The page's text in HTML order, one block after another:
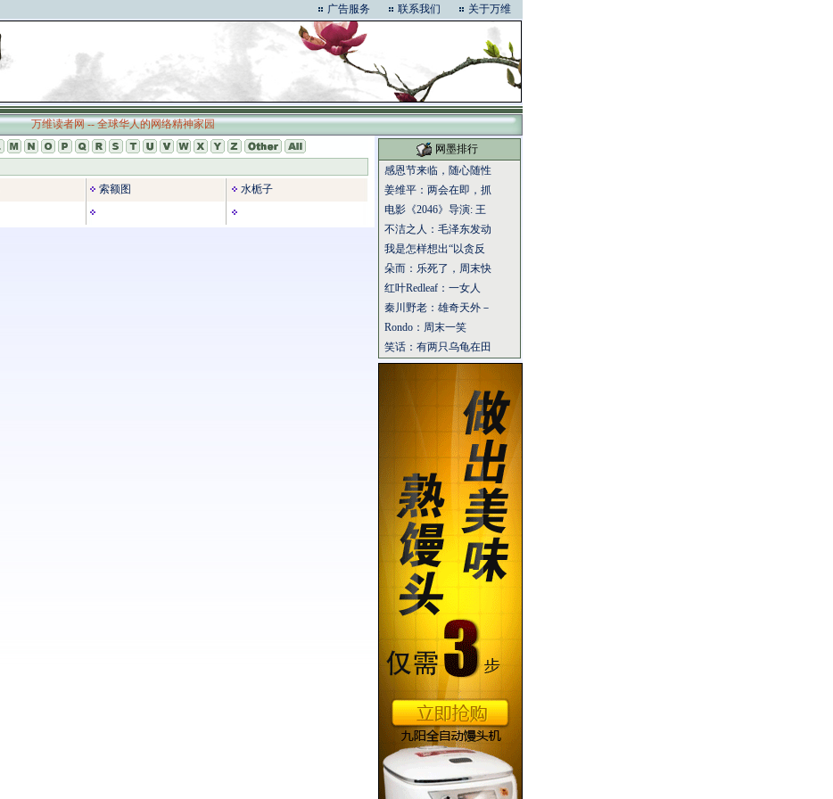
广告服务 联系我们 关于万维
万维读者网 -- 全球华人的网络精神家园
索额图
水栀子
网墨排行
感恩节来临，随心随性
姜维平：两会在即，抓
电影《2046》导演: 王
不洁之人：毛泽东发动
我是怎样想出“以贪反
朵而：乐死了，周末快
红叶Redleaf：一女人
秦川野老：雄奇天外－
Rondo：周末一笑
笑话：有两只乌龟在田